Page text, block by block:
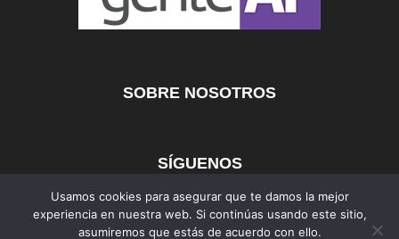
SOBRE NOSOTROS
SÍGUENOS
AFmedios MujerAF AutosAF
Usamos cookies para asegurar que te damos la mejor
experiencia en nuestra web. Si continúas usando este sitio,
asumiremos que estás de acuerdo con ello.